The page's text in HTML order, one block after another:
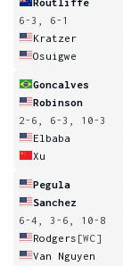
6-3, 6-1
Kratzer
Osuigwe
Goncalves
Robinson
2-6, 6-3, 10-3
Elbaba
Xu
Pegula
Sanchez
6-4, 3-6, 10-8
Rodgers [WC]
Van Nguyen